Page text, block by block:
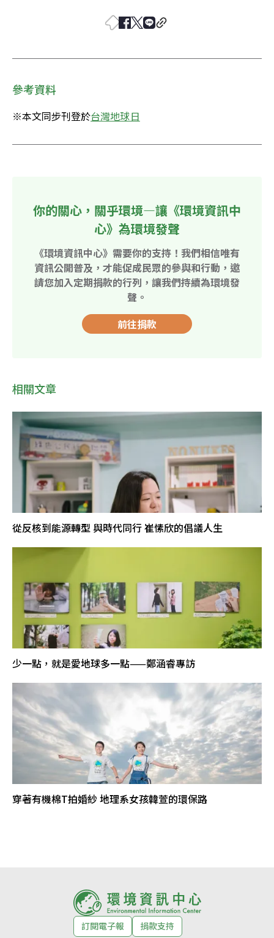
參考資料
※本文同步刊登於台灣地球日
你的關心，關乎環境—讓《環境資訊中
心》為環境發聲
《環境資訊中心》需要你的支持！我們相信唯有
資訊公開普及，才能促成民眾的參與和行動，邀
請您加入定期捐款的行列，讓我們持續為環境發
聲。
前往捐款
相關文章
從反核到能源轉型 與時代同行 崔愫欣的倡議人生
少一點，就是愛地球多一點——鄭涵睿專訪
穿著有機棉T拍婚紗 地理系女孩韓萱的環保路
訂閱電子報 捐款支持